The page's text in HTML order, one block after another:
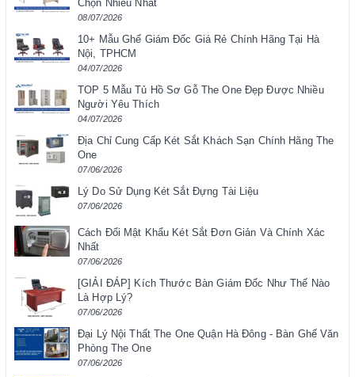
Chọn Nhiều Nhất
08/07/2026
10+ Mẫu Ghế Giám Đốc Giá Rẻ Chính Hãng Tại Hà
Nội, TPHCM
04/07/2026
TOP 5 Mẫu Tủ Hồ Sơ Gỗ The One Đẹp Được Nhiều
Người Yêu Thích
04/07/2026
Địa Chỉ Cung Cấp Két Sắt Khách Sạn Chính Hãng The
One
07/06/2026
Lý Do Sử Dụng Két Sắt Đựng Tài Liệu
07/06/2026
Cách Đổi Mật Khẩu Két Sắt Đơn Giản Và Chính Xác
Nhất
07/06/2026
[GIẢI ĐÁP] Kích Thước Bàn Giám Đốc Như Thế Nào
Là Hợp Lý?
07/06/2026
Đại Lý Nội Thất The One Quận Hà Đông - Bàn Ghế Văn
Phòng The One
07/06/2026